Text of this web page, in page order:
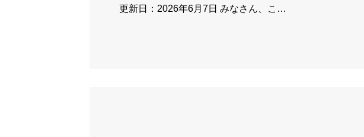
更新日：2026年6月7日 みなさん、こ…